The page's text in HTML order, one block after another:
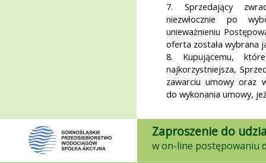
7. Sprzedający
niezwłocznie po
unieważnieniu
oferta została wybrana
8. Kupującemu,
najkorzystniejsza,
zawarciu umowy oraz
do wykonania umowy,
Zaproszenie do